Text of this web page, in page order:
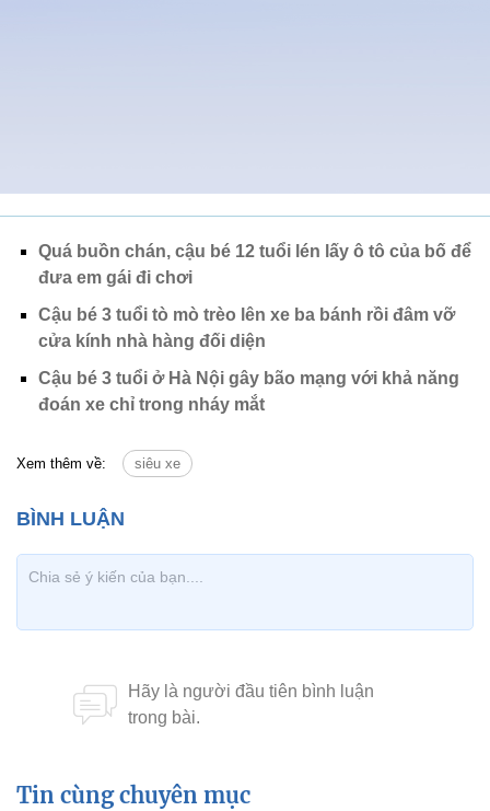
Quá buồn chán, cậu bé 12 tuổi lén lấy ô tô của bố để
đưa em gái đi chơi
Cậu bé 3 tuổi tò mò trèo lên xe ba bánh rồi đâm vỡ
cửa kính nhà hàng đối diện
Cậu bé 3 tuổi ở Hà Nội gây bão mạng với khả năng
đoán xe chỉ trong nháy mắt
Xem thêm về: siêu xe
Tin cùng chuyên mục